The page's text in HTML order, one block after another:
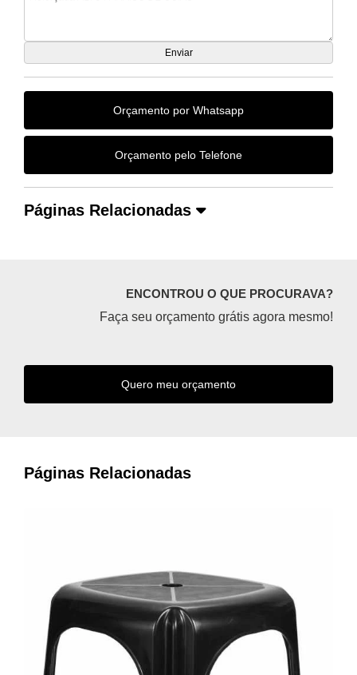
Orçamento por Whatsapp
Orçamento pelo Telefone
Páginas Relacionadas
ENCONTROU O QUE PROCURAVA?
Faça seu orçamento grátis agora mesmo!
Quero meu orçamento
Páginas Relacionadas